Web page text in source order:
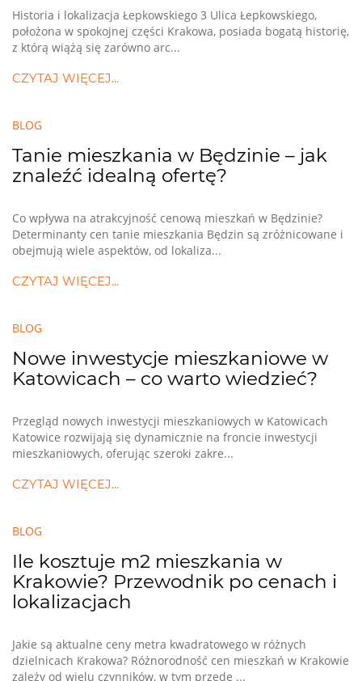
Historia i lokalizacja Łepkowskiego 3 Ulica Łepkowskiego,
położona w spokojnej części Krakowa, posiada bogatą historię,
z którą wiążą się zarówno arc...
CZYTAJ WIĘCEJ...
BLOG
Tanie mieszkania w Będzinie – jak
znaleźć idealną ofertę?
Co wpływa na atrakcyjność cenową mieszkań w Będzinie?
Determinanty cen tanie mieszkania Będzin są zróżnicowane i
obejmują wiele aspektów, od lokaliza...
CZYTAJ WIĘCEJ...
BLOG
Nowe inwestycje mieszkaniowe w
Katowicach – co warto wiedzieć?
Przegląd nowych inwestycji mieszkaniowych w Katowicach
Katowice rozwijają się dynamicznie na froncie inwestycji
mieszkaniowych, oferując szeroki zakre...
CZYTAJ WIĘCEJ...
BLOG
Ile kosztuje m2 mieszkania w
Krakowie? Przewodnik po cenach i
lokalizacjach
Jakie są aktualne ceny metra kwadratowego w różnych
dzielnicach Krakowa? Różnorodność cen mieszkań w Krakowie
zależy od wielu czynników, w tym przede ...